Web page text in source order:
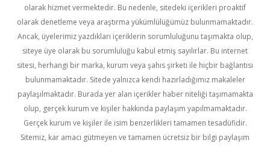
olarak hizmet vermektedir. Bu nedenle, sitedeki içerikleri proaktif
olarak denetleme veya araştırma yükümlülüğümüz bulunmamaktadır.
Ancak, üyelerimiz yazdıkları içeriklerin sorumluluğunu taşımakta olup,
siteye üye olarak bu sorumluluğu kabul etmiş sayılırlar. Bu internet
sitesi, herhangi bir marka, kurum veya şahıs şirketi ile hiçbir bağlantısı
bulunmamaktadır. Sitede yalnızca kendi hazırladığımız makaleler
paylaşılmaktadır. Burada yer alan içerikler haber niteliği taşımamakta
olup, gerçek kurum ve kişiler hakkında paylaşım yapılmamaktadır.
Gerçek kurum ve kişiler ile isim benzerlikleri tamamen tesadüfidir.
Sitemiz, kar amacı gütmeyen ve tamamen ücretsiz bir bilgi paylaşım